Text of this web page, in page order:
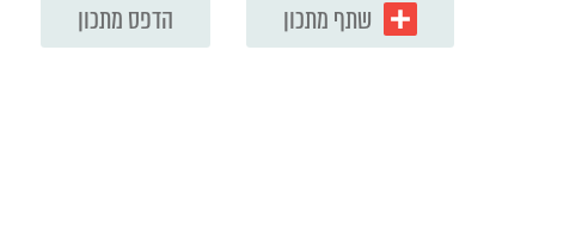
הדפס מתכון שתף מתכון